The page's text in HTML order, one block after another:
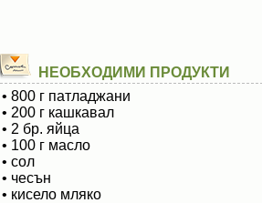
НЕОБХОДИМИ ПРОДУКТИ
• 800 г патладжани
• 200 г кашкавал
• 2 бр. яйца
• 100 г масло
• сол
• чесън
• кисело мляко